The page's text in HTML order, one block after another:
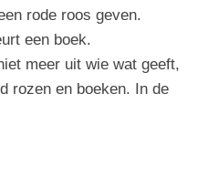
rode roos geven.
een boek.
meer uit wie wat geeft,
rozen en boeken. In de